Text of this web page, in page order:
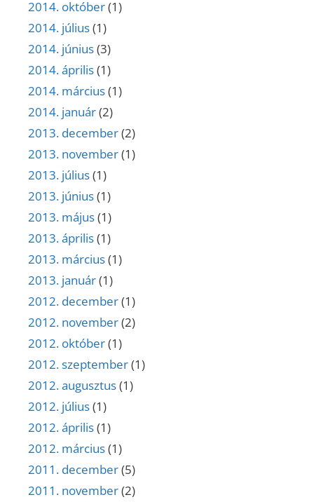
2014. október(1)
2014. július(1)
2014. június(3)
2014. április(1)
2014. március(1)
2014. január(2)
2013. december(2)
2013. november(1)
2013. július(1)
2013. június(1)
2013. május(1)
2013. április(1)
2013. március(1)
2013. január(1)
2012. december(1)
2012. november(2)
2012. október(1)
2012. szeptember(1)
2012. augusztus(1)
2012. július(1)
2012. április(1)
2012. március(1)
2011. december(5)
2011. november(2)